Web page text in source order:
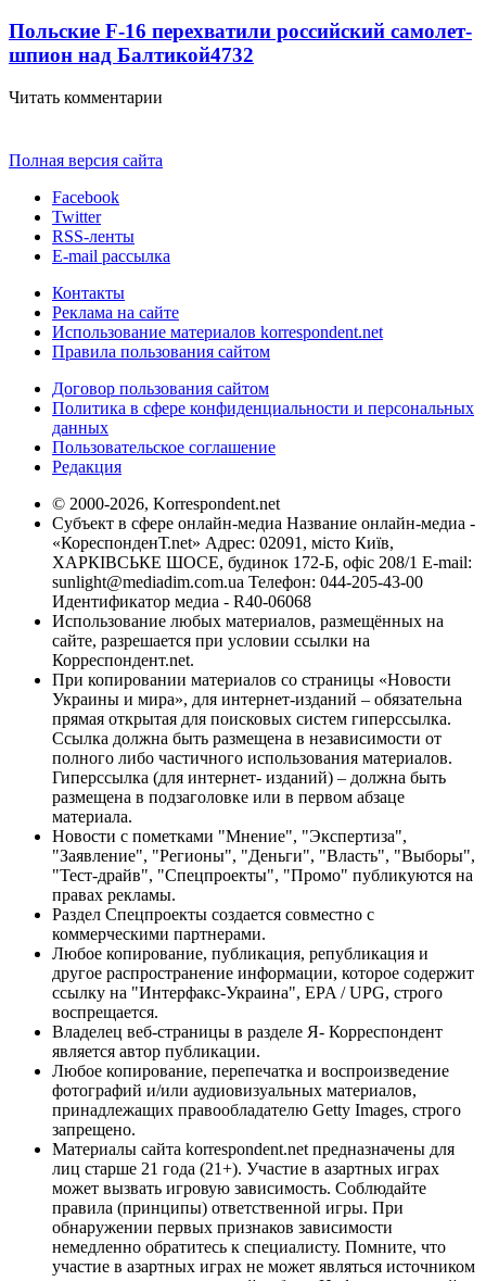
Польские F-16 перехватили российский самолет-
шпион над Балтикой4732
Читать комментарии
Полная версия сайта
Facebook
Twitter
RSS-ленты
E-mail рассылка
Контакты
Реклама на сайте
Использование материалов korrespondent.net
Правила пользования сайтом
Договор пользования сайтом
Политика в сфере конфиденциальности и персональных
данных
Пользовательское соглашение
Редакция
© 2000-2026, Korrespondent.net
Субъект в сфере онлайн-медиа Название онлайн-медиа -
«КореспонденТ.net» Адрес: 02091, місто Київ,
ХАРКІВСЬКЕ ШОСЕ, будинок 172-Б, офіс 208/1 E-mail:
sunlight@mediadim.com.ua Телефон: 044-205-43-00
Идентификатор медиа - R40-06068
Использование любых материалов, размещённых на
сайте, разрешается при условии ссылки на
Корреспондент.net.
При копировании материалов со страницы «Новости
Украины и мира», для интернет-изданий – обязательна
прямая открытая для поисковых систем гиперссылка.
Ссылка должна быть размещена в независимости от
полного либо частичного использования материалов.
Гиперссылка (для интернет- изданий) – должна быть
размещена в подзаголовке или в первом абзаце
материала.
Новости с пометками "Мнение", "Экспертиза",
"Заявление", "Регионы", "Деньги", "Власть", "Выборы",
"Тест-драйв", "Спецпроекты", "Промо" публикуются на
правах рекламы.
Раздел Спецпроекты создается совместно с
коммерческими партнерами.
Любое копирование, публикация, републикация и
другое распространение информации, которое содержит
ссылку на "Интерфакс-Украина", EPA / UPG, строго
воспрещается.
Владелец веб-страницы в разделе Я- Корреспондент
является автор публикации.
Любое копирование, перепечатка и воспроизведение
фотографий и/или аудиовизуальных материалов,
принадлежащих правообладателю Getty Images, строго
запрещено.
Материалы сайта korrespondent.net предназначены для
лиц старше 21 года (21+). Участие в азартных играх
может вызвать игровую зависимость. Соблюдайте
правила (принципы) ответственной игры. При
обнаружении первых признаков зависимости
немедленно обратитесь к специалисту. Помните, что
участие в азартных играх не может являться источником